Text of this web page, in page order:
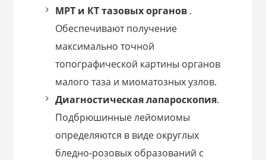
МРТ и КТ тазовых органов .
Обеспечивают получение
максимально точной
топографической картины органов
малого таза и миоматозных узлов.
Диагностическая лапароскопия.
Подбрюшинные лейомиомы
определяются в виде округлых
бледно-розовых образований с